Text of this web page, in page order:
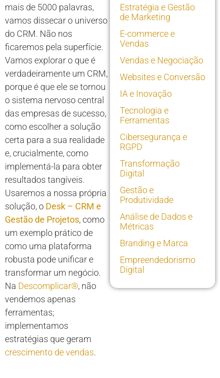
mais de 5000 palavras,
vamos dissecar o universo
do CRM. Não nos
ficaremos pela superfície.
Vamos explorar o que é
verdadeiramente um CRM,
porque é que ele se tornou
o sistema nervoso central
das empresas de sucesso,
como escolher a solução
certa para a sua realidade
e, crucialmente, como
implementá-la para obter
resultados tangíveis.
Usaremos a nossa própria
solução, o Desk – CRM e
Gestão de Projetos, como
um exemplo prático de
como uma plataforma
robusta pode unificar e
transformar um negócio.
Na Descomplicar®, não
vendemos apenas
ferramentas;
implementamos
estratégias que geram
crescimento de vendas.
Estratégia e Gestão
de Marketing
E-commerce e
Vendas
Vendas e Negociação
Websites e Conversão
IA e Inovação
Tecnologia e
Ferramentas
Cibersegurança e
RGPD
Transformação
Digital
Gestão e
Produtividade
Análise de Dados e
Métricas
Branding e Marca
Empreendedorismo
Digital